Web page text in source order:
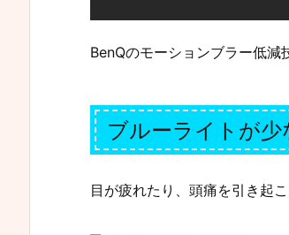
BenQのモーションブラー低減
ブルーライトが少
目が疲れたり、頭痛を引き起